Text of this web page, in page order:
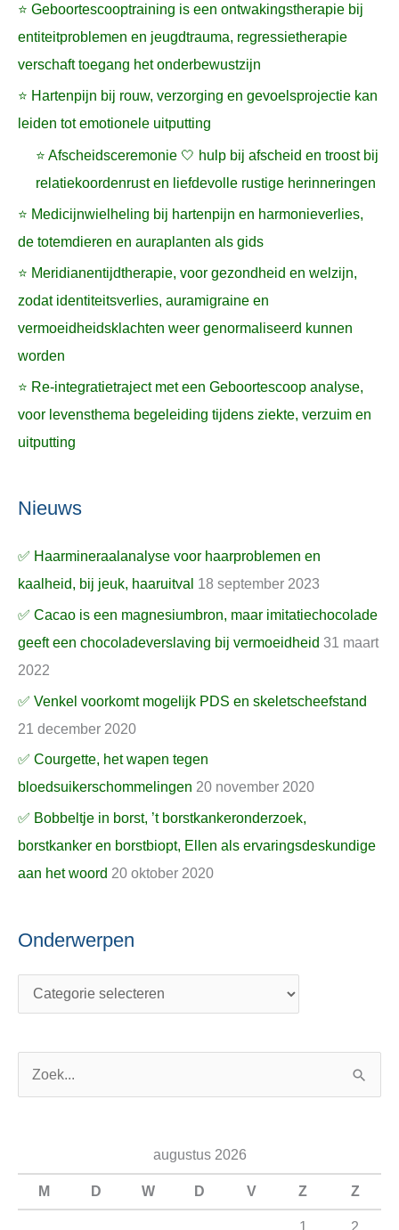
⭐ Geboortescooptraining is een ontwakingstherapie bij
entiteitproblemen en jeugdtrauma, regressietherapie
verschaft toegang het onderbewustzijn
⭐ Hartenpijn bij rouw, verzorging en gevoelsprojectie kan
leiden tot emotionele uitputting
⭐ Afscheidsceremonie 🤍 hulp bij afscheid en troost bij
relatiekoordenrust en liefdevolle rustige herinneringen
⭐ Medicijnwielheling bij hartenpijn en harmonieverlies,
de totemdieren en auraplanten als gids
⭐ Meridianentijdtherapie, voor gezondheid en welzijn,
zodat identiteitsverlies, auramigraine en
vermoeidheidsklachten weer genormaliseerd kunnen
worden
⭐ Re-integratietraject met een Geboortescoop analyse,
voor levensthema begeleiding tijdens ziekte, verzuim en
uitputting
Nieuws
✅ Haarmineraalanalyse voor haarproblemen en
kaalheid, bij jeuk, haaruitval 18 september 2023
✅ Cacao is een magnesiumbron, maar imitatiechocolade
geeft een chocoladeverslaving bij vermoeidheid 31 maart
2022
✅ Venkel voorkomt mogelijk PDS en skeletscheefstand
21 december 2020
✅ Courgette, het wapen tegen
bloedsuikerschommelingen 20 november 2020
✅ Bobbeltje in borst, ’t borstkankeronderzoek,
borstkanker en borstbiopt, Ellen als ervaringsdeskundige
aan het woord 20 oktober 2020
Onderwerpen
augustus 2026
M D W D V Z Z
1
2